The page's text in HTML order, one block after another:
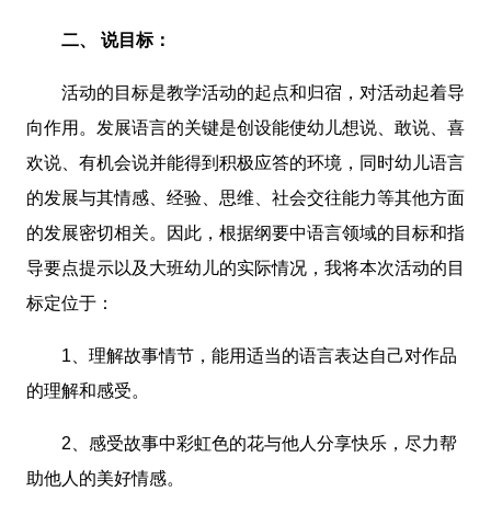
二、 说目标：
活动的目标是教学活动的起点和归宿，对活动起着导
向作用。发展语言的关键是创设能使幼儿想说、敢说、喜
欢说、有机会说并能得到积极应答的环境，同时幼儿语言
的发展与其情感、经验、思维、社会交往能力等其他方面
的发展密切相关。因此，根据纲要中语言领域的目标和指
导要点提示以及大班幼儿的实际情况，我将本次活动的目
标定位于：
1、理解故事情节，能用适当的语言表达自己对作品
的理解和感受。
2、感受故事中彩虹色的花与他人分享快乐，尽力帮
助他人的美好情感。